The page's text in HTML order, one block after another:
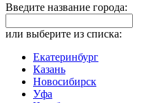
Введите название города:
или выберите из списка:
Екатеринбург
Казань
Новосибирск
Уфа